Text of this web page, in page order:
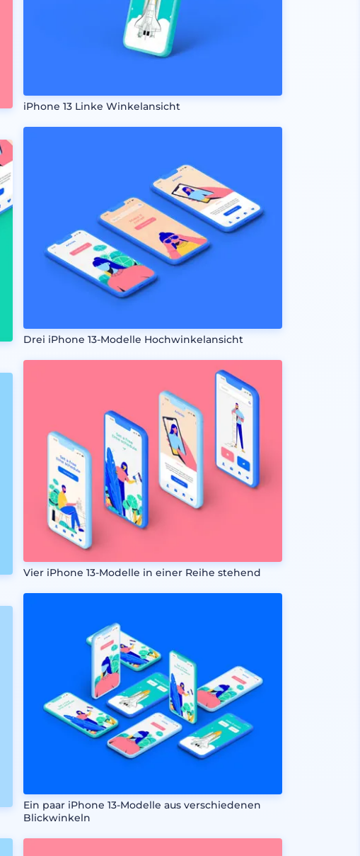
iPhone 13 Linke Winkelansicht
Drei iPhone 13-Modelle Hochwinkelansicht
Vier iPhone 13-Modelle in einer Reihe stehend
Ein paar iPhone 13-Modelle aus verschiedenen
Blickwinkeln